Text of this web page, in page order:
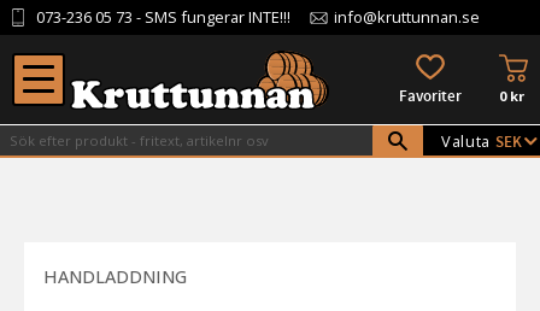
Meny
073-236 05 73 - SMS fungerar INTE!!! info@kruttunnan.se
FAVORITER 0kr
Valuta
HANDLADDNING